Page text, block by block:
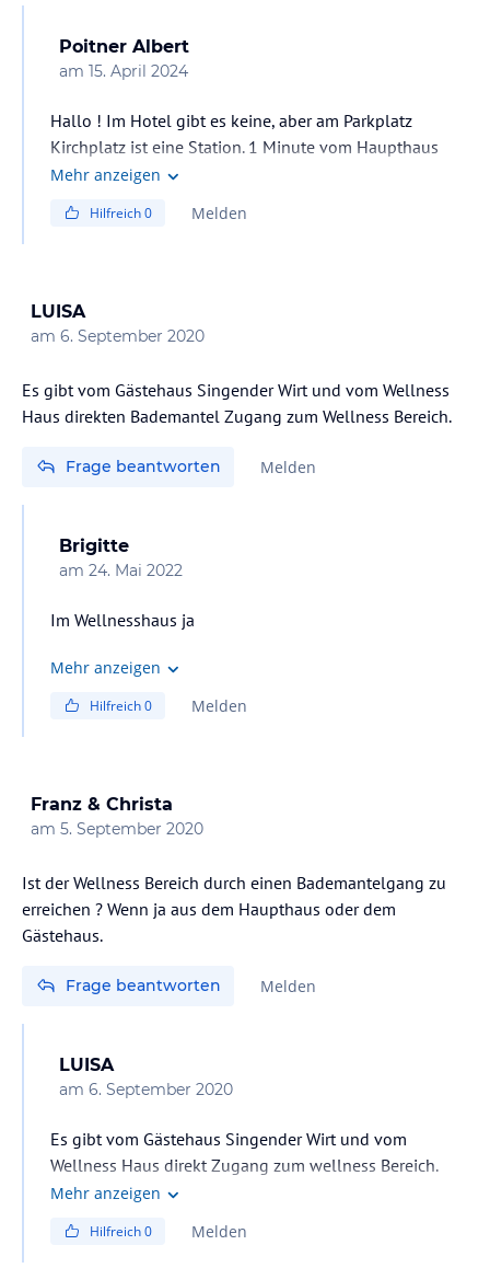
Poitner Albert
am 15. April 2024
Hallo ! Im Hotel gibt es keine, aber am Parkplatz
Kirchplatz ist eine Station. 1 Minute vom Haupthaus
entfernt.
Mehr anzeigen
Hilfreich0 Melden
LUISA
am 6. September 2020
Es gibt vom Gästehaus Singender Wirt und vom Wellness
Haus direkten Bademantel Zugang zum Wellness Bereich.
Frage beantworten Melden
Brigitte
am 24. Mai 2022
Im Wellnesshaus ja
Mehr anzeigen
Hilfreich0 Melden
Franz & Christa
am 5. September 2020
Ist der Wellness Bereich durch einen Bademantelgang zu
erreichen ? Wenn ja aus dem Haupthaus oder dem
Gästehaus.
Frage beantworten Melden
LUISA
am 6. September 2020
Es gibt vom Gästehaus Singender Wirt und vom
Wellness Haus direkt Zugang zum wellness Bereich.
Mehr anzeigen
Hilfreich0 Melden